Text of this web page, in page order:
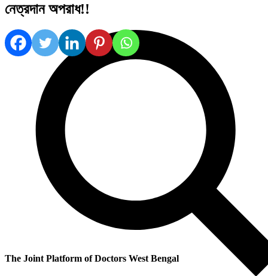
নেত্রদান অপরাধ!!
The Joint Platform of Doctors West Bengal